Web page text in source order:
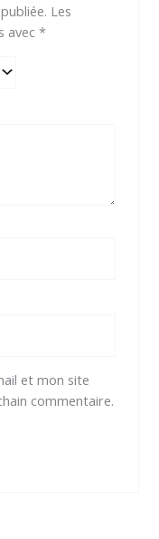
Les
avec*
et mon site
commentaire.